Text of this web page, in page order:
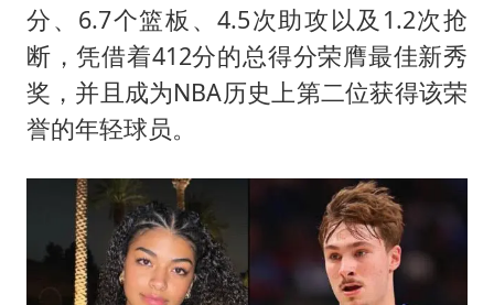
分、6.7个篮板、4.5次助攻以及1.2次抢
断，凭借着412分的总得分荣膺最佳新秀
奖，并且成为NBA历史上第二位获得该荣
誉的年轻球员。